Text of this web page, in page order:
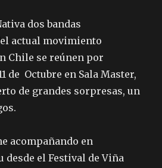
dos bandas
actual movimiento
Chile se reúnen por
de Octubre en Sala Master,
de grandes sorpresas, un
acompañando en
desde el Festival de Viña